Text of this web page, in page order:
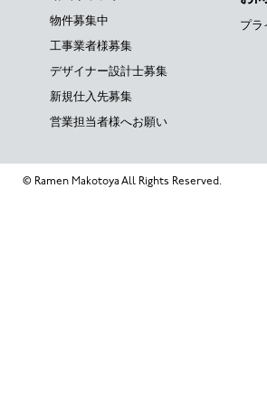
物件募集中
工事業者様募集
デザイナー設計士募集
新規仕入先募集
営業担当者様へお願い
プラ
© Ramen Makotoya All Rights Reserved.